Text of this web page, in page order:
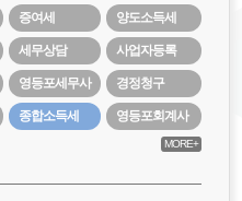
증여세 양도소득세
세무상담 사업자등록
영등포세무사 경정청구
종합소득세 영등포회계사
MORE+